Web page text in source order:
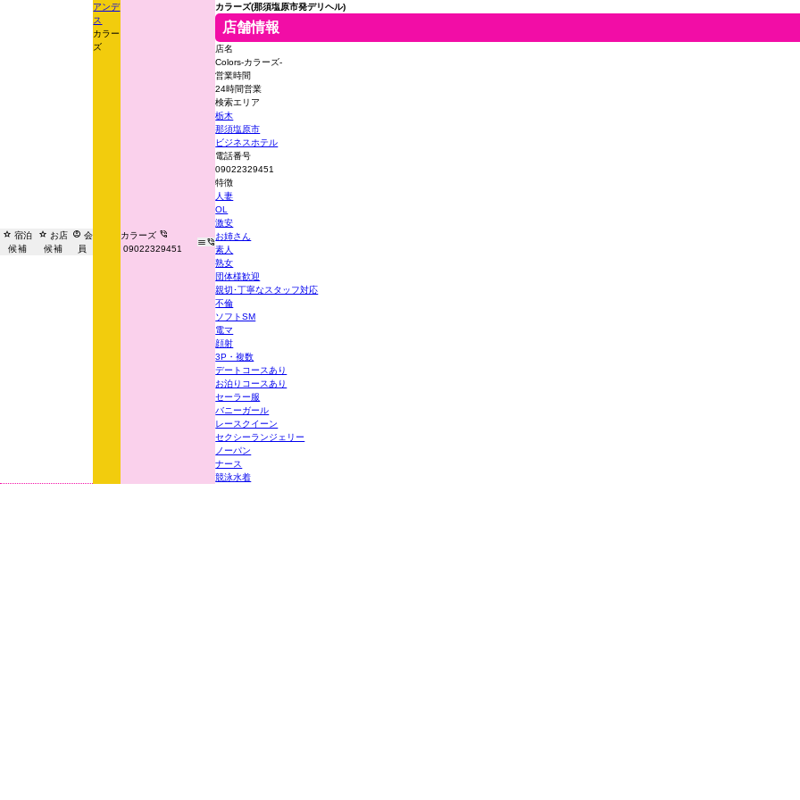
 宿泊
候補

候補
 会
員
アンデ
ス
カラー
ズ
カラーズ 
09022329451

カラーズ(那須塩原市発デリヘル)
店舗情報
店名
Colors-カラーズ-
営業時間
24時間営業
検索エリア
栃木
那須塩原市
ビジネスホテル
電話番号
09022329451
特徴
人妻
OL
激安
お姉さん
素人
熟女
団体様歓迎
親切･丁寧なスタッフ対応
不倫
ソフトSM
電マ
顔射
3P・複数
デートコースあり
お泊りコースあり
セーラー服
バニーガール
レースクイーン
セクシーランジェリー
ノーパン
ナース
競泳水着